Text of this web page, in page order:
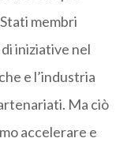
membri
iniziative nel
e l’industria
Ma ciò
accelerare e